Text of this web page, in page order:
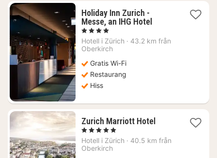
Holiday Inn Zurich -
Messe, an IHG Hotel1
från
, 4 Stjärnor
Hotell i Zürich · 43.2 km från
Oberkirch
Gratis Wi-Fi
Restaurang
Hiss
Zurich Marriott Hotel1
från
, 5 Stjärnor
Hotell i Zürich · 40.5 km från
Oberkirch